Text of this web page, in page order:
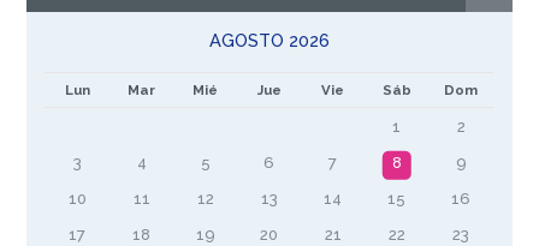
AGOSTO 2026
Lun Mar Mié Jue Vie Sáb Dom
1
2
3
4 5 6 7 8
9
10
11 12 13 14 15
16
17
18 19 20 21 22
23